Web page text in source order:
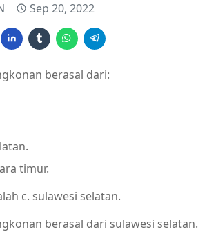
Sep 20, 2022
berasal dari:
timur.
c. sulawesi selatan.
berasal dari sulawesi selatan.